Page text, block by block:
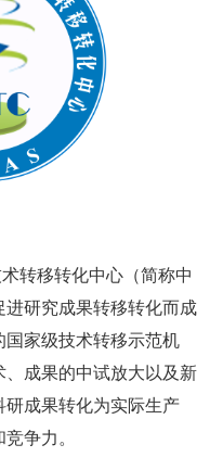
转移转化中心（简称中
研究成果转移转化而成
家级技术转移示范机
成果的中试放大以及新
成果转化为实际生产
争力。